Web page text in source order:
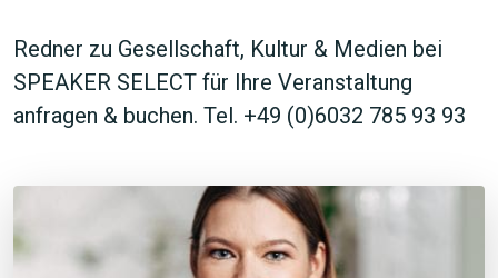
Redner zu Gesellschaft, Kultur & Medien bei
SPEAKER SELECT für Ihre Veranstaltung
anfragen & buchen. Tel. +49 (0)6032 785 93 93